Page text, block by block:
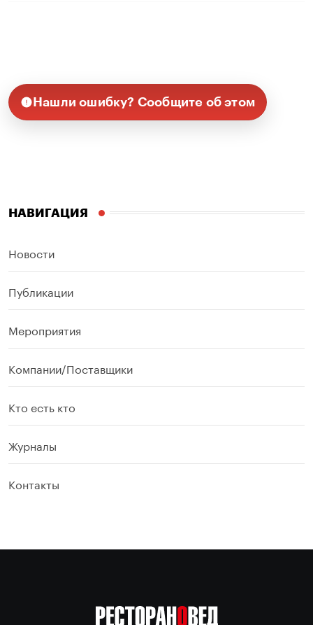
Нашли ошибку? Сообщите об этом
НАВИГАЦИЯ
Новости
Публикации
Мероприятия
Компании/Поставщики
Кто есть кто
Журналы
Контакты